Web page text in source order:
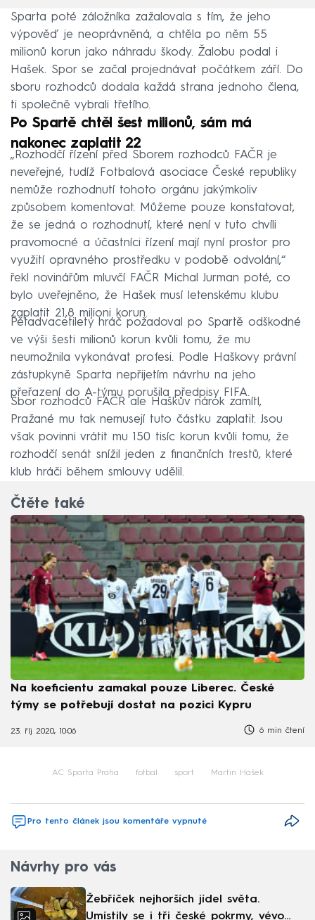
Sparta poté záložníka zažalovala s tím, že jeho
výpověď je neoprávněná, a chtěla po něm 55
milionů korun jako náhradu škody. Žalobu podal i
Hašek. Spor se začal projednávat počátkem září. Do
sboru rozhodců dodala každá strana jednoho člena,
ti společně vybrali třetího.
Po Spartě chtěl šest milionů, sám má
nakonec zaplatit 22
„Rozhodčí řízení před Sborem rozhodců FAČR je
neveřejné, tudíž Fotbalová asociace České republiky
nemůže rozhodnutí tohoto orgánu jakýmkoliv
způsobem komentovat. Můžeme pouze konstatovat,
že se jedná o rozhodnutí, které není v tuto chvíli
pravomocné a účastníci řízení mají nyní prostor pro
využití opravného prostředku v podobě odvolání,“
řekl novinářům mluvčí FAČR Michal Jurman poté, co
bylo uveřejněno, že Hašek musí letenskému klubu
zaplatit 21,8 milioni korun.
Pětadvacetiletý hráč požadoval po Spartě odškodné
ve výši šesti milionů korun kvůli tomu, že mu
neumožnila vykonávat profesi. Podle Haškovy právní
zástupkyně Sparta nepřijetím návrhu na jeho
přeřazení do A-týmu porušila předpisy FIFA.
Sbor rozhodců FAČR ale Haškův nárok zamítl,
Pražané mu tak nemusejí tuto částku zaplatit. Jsou
však povinni vrátit mu 150 tisíc korun kvůli tomu, že
rozhodčí senát snížil jeden z finančních trestů, které
klub hráči během smlouvy udělil.
Čtěte také
Na koeficientu zamakal pouze Liberec. České
týmy se potřebují dostat na pozici Kypru
23. říj 2020, 10:06 6 min čtení
AC Sparta Praha fotbal sport Martin Hašek
Pro tento článek jsou komentáře vypnuté
Návrhy pro vás
Žebříček nejhorších jídel světa.
Umístily se i tři české pokrmy, vévodí